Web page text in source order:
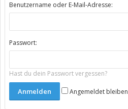
Benutzername oder E-Mail-Adresse:
Passwort:
Hast du dein Passwort vergessen?
Angemeldet bleiben